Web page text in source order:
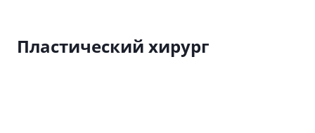
Пластический хирург